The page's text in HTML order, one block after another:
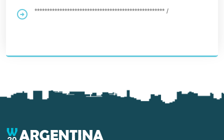
**************************************************** /